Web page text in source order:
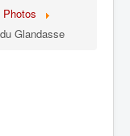
Photos
Glandasse